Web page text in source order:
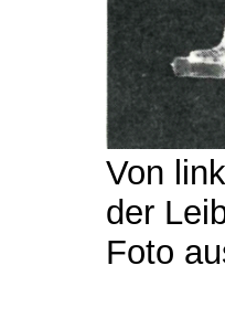
Von
der
Foto